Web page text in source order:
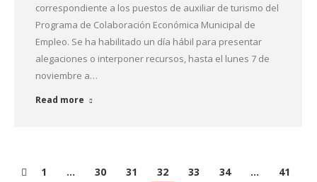
correspondiente a los puestos de auxiliar de turismo del
Programa de Colaboración Económica Municipal de
Empleo. Se ha habilitado un día hábil para presentar
alegaciones o interponer recursos, hasta el lunes 7 de
noviembre a…
Read more
1 … 30 31 32 33 34 … 41